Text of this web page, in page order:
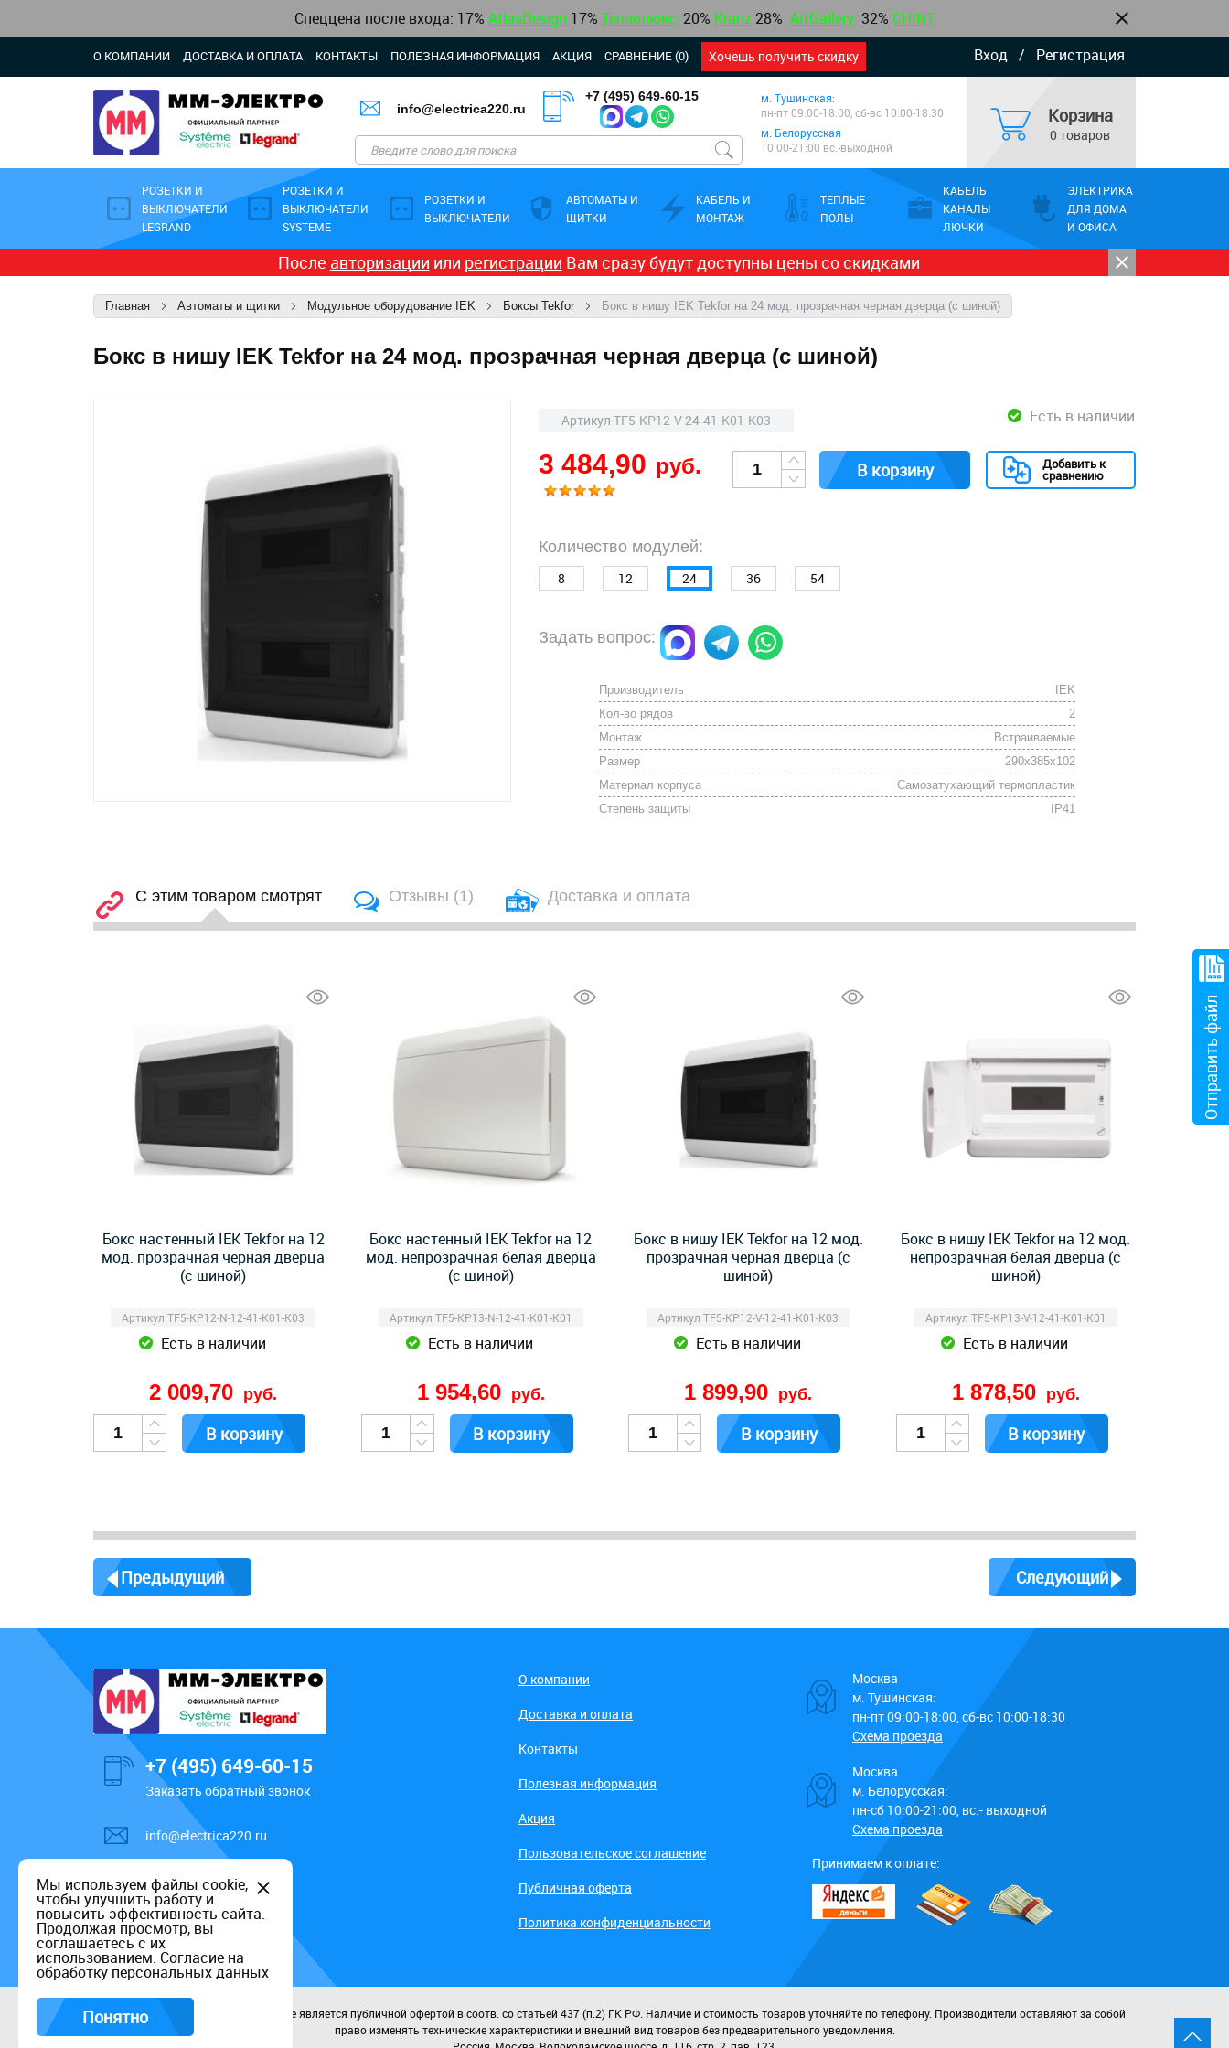
Спеццена после входа: 17% AtlasDesign 17% Теплолюкс, 20% Kranz 28% ArtGallery 32% CHINT
Вход / Регистрация
О КОМПАНИИ ДОСТАВКА И ОПЛАТА КОНТАКТЫ ПОЛЕЗНАЯ ИНФОРМАЦИЯ АКЦИЯ СРАВНЕНИЕ (0) Хочешь получить скидку
info@electrica220.ru
+7 (495) 649-60-15
м. Тушинская:
пн-пт 09:00-18:00, сб-вс 10:00-18:30
м. Белорусская
10:00-21:00 вс.-выходной
Корзина
0 товаров
РОЗЕТКИ И
ВЫКЛЮЧАТЕЛИ
LEGRAND
РОЗЕТКИ И
ВЫКЛЮЧАТЕЛИ
SYSTEME
РОЗЕТКИ И
ВЫКЛЮЧАТЕЛИ
АВТОМАТЫ И
ЩИТКИ
КАБЕЛЬ И
МОНТАЖ
ТЕПЛЫЕ
ПОЛЫ
КАБЕЛЬ
КАНАЛЫ
ЛЮЧКИ
ЭЛЕКТРИКА
ДЛЯ ДОМА
И ОФИСА
После авторизации или регистрации Вам сразу будут доступны цены со скидками
Главная Автоматы и щитки Модульное оборудование IEK Боксы Tekfor Бокс в нишу IEK Tekfor на 24 мод. прозрачная черная дверца (с шиной)
Бокс в нишу IEK Tekfor на 24 мод. прозрачная черная дверца (с шиной)
Есть в наличии
Артикул TF5-KP12-V-24-41-K01-K03
3 484,90 руб. В корзину Добавить к
сравнению
Количество модулей:
8 12 24 36 54
Задать вопрос:
Производитель
IEK
Кол-во рядов
2
Монтаж
Встраиваемые
Размер
290x385x102
Материал корпуса
Cамозатухающий термопластик
Степень защиты
IP41
С этим товаром смотрят Отзывы (1) Доставка и оплата
Бокс настенный IEK Tekfor на 12
мод. прозрачная черная дверца
(с шиной)
Артикул TF5-KP12-N-12-41-K01-K03
Есть в наличии
2 009,70 руб.
В корзину
Бокс настенный IEK Tekfor на 12
мод. непрозрачная белая дверца
(с шиной)
Артикул TF5-KP13-N-12-41-K01-K01
Есть в наличии
1 954,60 руб.
В корзину
Бокс в нишу IEK Tekfor на 12 мод.
прозрачная черная дверца (с
шиной)
Артикул TF5-KP12-V-12-41-K01-K03
Есть в наличии
1 899,90 руб.
В корзину
Бокс в нишу IEK Tekfor на 12 мод.
непрозрачная белая дверца (с
шиной)
Артикул TF5-KP13-V-12-41-K01-K01
Есть в наличии
1 878,50 руб.
В корзину
Предыдущий Следующий
+7 (495) 649-60-15
Заказать обратный звонок
info@electrica220.ru
О компании
Доставка и оплата
Контакты
Полезная информация
Акция
Пользовательское соглашение
Публичная оферта
Политика конфиденциальности
Москва
м. Тушинская:
пн-пт 09:00-18:00, сб-вс 10:00-18:30
Схема проезда
Москва
м. Белорусская:
пн-сб 10:00-21:00, вс.- выходной
Схема проезда
Принимаем к оплате:
Данный информационный ресурс не является публичной офертой в соотв. со статьей 437 (п.2) ГК РФ. Наличие и стоимость товаров уточняйте по телефону. Производители оставляют за собой
право изменять технические характеристики и внешний вид товаров без предварительного уведомления.
Отправить файл
Мы используем файлы cookie,
чтобы улучшить работу и
повысить эффективность сайта.
Продолжая просмотр, вы
соглашаетесь с их
использованием. Согласие на
обработку персональных данных
Понятно